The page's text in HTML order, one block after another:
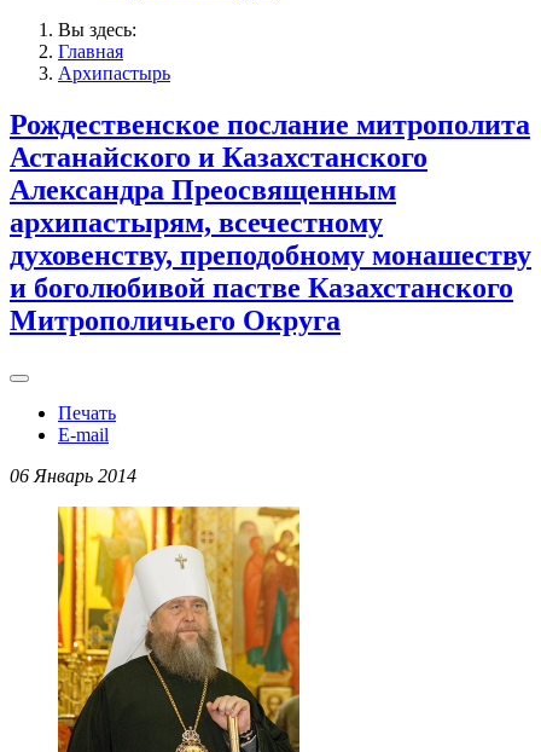
Вы здесь:
Главная
Архипастырь
Рождественское послание митрополита
Астанайского и Казахстанского
Александра Преосвященным
архипастырям, всечестному
духовенству, преподобному монашеству
и боголюбивой пастве Казахстанского
Митрополичьего Округа
Печать
E-mail
06 Январь 2014